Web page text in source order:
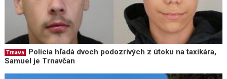
Trnava
Polícia hľadá dvoch podozrivých z útoku na taxikára,
Samuel je Trnavčan